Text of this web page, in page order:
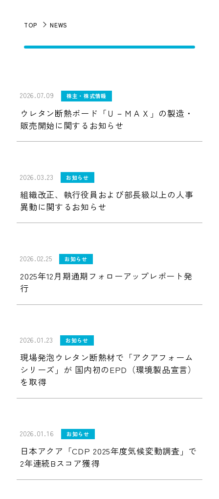
TOP NEWS
2026.07.09 株主・株式情報
ウレタン断熱ボード「Ｕ－ＭＡＸ」の製造・
販売開始に関するお知らせ
2026.03.23 お知らせ
組織改正、執行役員および部長級以上の人事
異動に関するお知らせ
2026.02.25 お知らせ
2025年12月期通期フォローアップレポート発
行
2026.01.23 お知らせ
現場発泡ウレタン断熱材で「アクアフォーム
シリーズ」が 国内初のEPD（環境製品宣言）
を取得
2026.01.16 お知らせ
日本アクア「CDP 2025年度気候変動調査」で
2年連続Bスコア獲得